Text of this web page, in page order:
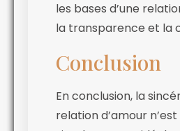
les bases d’une
la transparence et la
Conclusion
En conclusion, la
relation d’amour